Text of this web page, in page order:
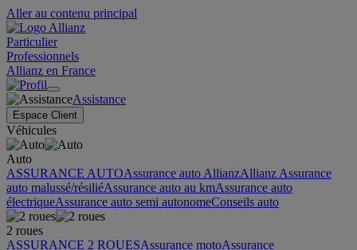
Aller au contenu principal
Particulier
Professionnels
Allianz en France
Assistance
Espace Client
Véhicules
Auto
ASSURANCE AUTOAssurance auto AllianzAllianz Assurance
auto malussé/résiliéAssurance auto au kmAssurance auto
électriqueAssurance auto semi autonomeConseils auto
2 roues
ASSURANCE 2 ROUESAssurance motoAssurance